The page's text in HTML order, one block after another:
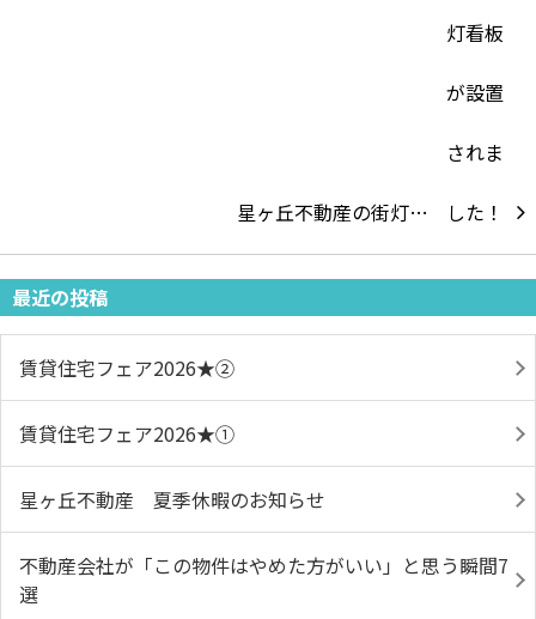
星ヶ丘不動産の街灯…
最近の投稿
賃貸住宅フェア2026★➁
賃貸住宅フェア2026★①
星ヶ丘不動産 夏季休暇のお知らせ
不動産会社が「この物件はやめた方がいい」と思う瞬間7
選